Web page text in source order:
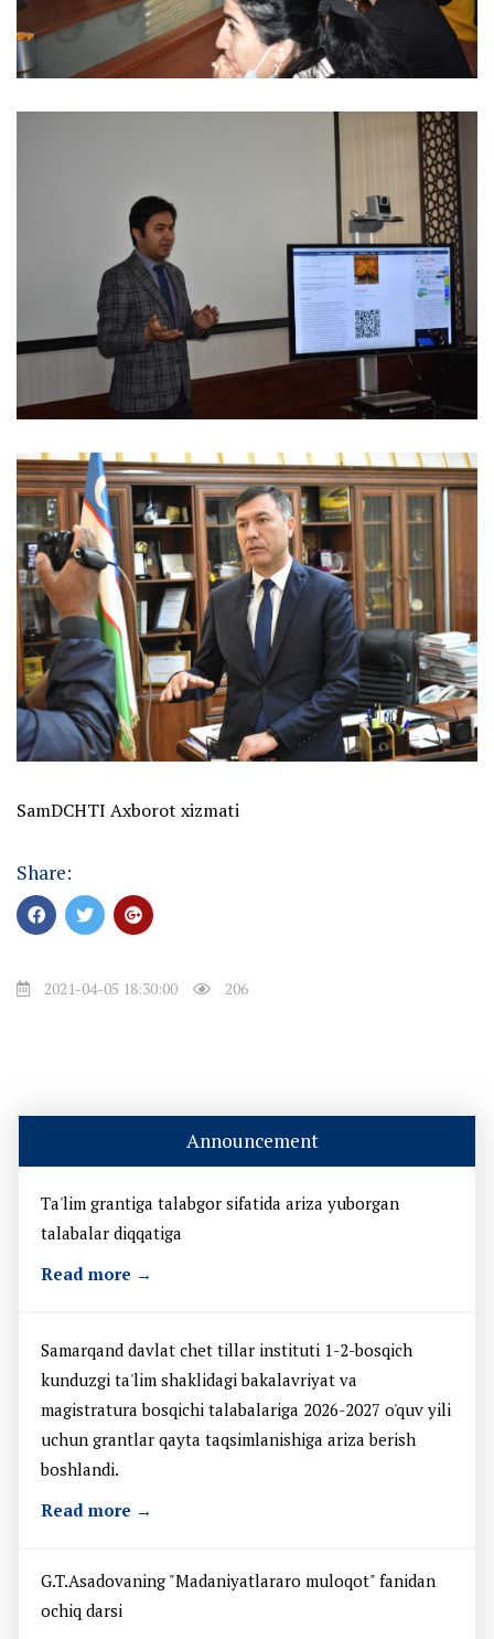
SamDCHTI Axborot xizmati
Share:
2021-04-05 18:30:00 206
Announcement
Ta'lim grantiga talabgor sifatida ariza yuborgan
talabalar diqqatiga
Read more →
Samarqand davlat chet tillar instituti 1-2-bosqich
kunduzgi ta'lim shaklidagi bakalavriyat va
magistratura bosqichi talabalariga 2026-2027 o'quv yili
uchun grantlar qayta taqsimlanishiga ariza berish
boshlandi.
Read more →
G.T.Asadovaning "Madaniyatlararo muloqot" fanidan
ochiq darsi